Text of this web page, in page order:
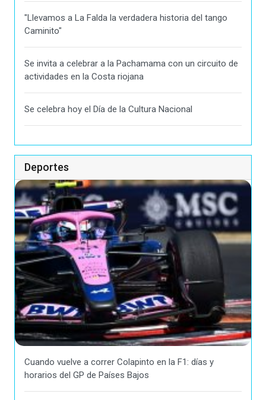
"Llevamos a La Falda la verdadera historia del tango
Caminito"
Se invita a celebrar a la Pachamama con un circuito de
actividades en la Costa riojana
Se celebra hoy el Día de la Cultura Nacional
Deportes
Cuando vuelve a correr Colapinto en la F1: días y
horarios del GP de Países Bajos